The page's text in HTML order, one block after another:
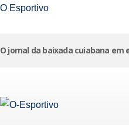
para
O Esportivo
O jornal da baixada cuiabana em